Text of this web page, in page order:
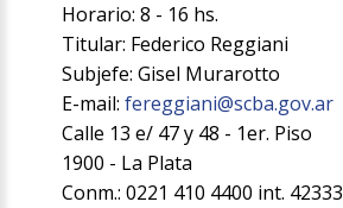
Horario: 8 - 16 hs.
Titular: Federico Reggiani
Subjefe: Gisel Murarotto
E-mail: fereggiani@scba.gov.ar
Calle 13 e/ 47 y 48 - 1er. Piso
1900 - La Plata
Conm.: 0221 410 4400 int. 42333